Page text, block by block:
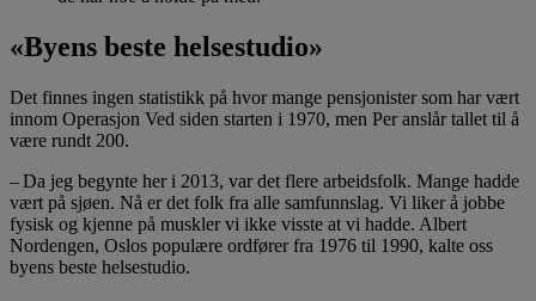
«Byens beste helsestudio»
Det finnes ingen statistikk på hvor mange pensjonister som har vært
innom Operasjon Ved siden starten i 1970, men Per anslår tallet til å
være rundt 200.
– Da jeg begynte her i 2013, var det flere arbeidsfolk. Mange hadde
vært på sjøen. Nå er det folk fra alle samfunnslag. Vi liker å jobbe
fysisk og kjenne på muskler vi ikke visste at vi hadde. Albert
Nordengen, Oslos populære ordfører fra 1976 til 1990, kalte oss
byens beste helsestudio.